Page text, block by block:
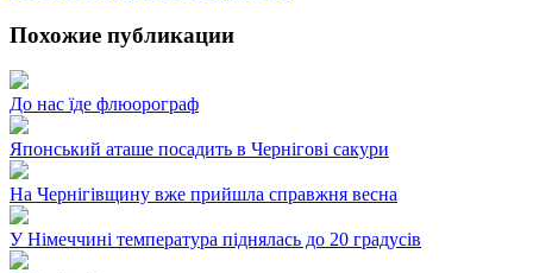
Похожие публикации
До нас їде флюорограф
Японський аташе посадить в Чернігові сакури
На Чернігівщину вже прийшла справжня весна
У Німеччині температура піднялась до 20 градусів